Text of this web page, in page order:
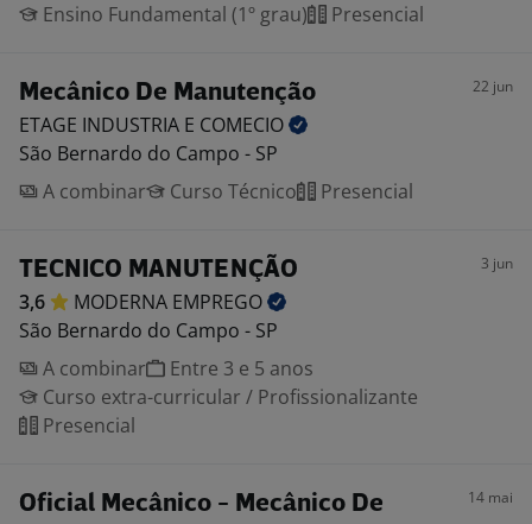
Ensino Fundamental (1º grau)
Presencial
Mecânico De Manutenção 22 jun
ETAGE INDUSTRIA E COMECIO
São Bernardo do Campo - SP
A combinar
Curso Técnico Presencial
TECNICO MANUTENÇÃO 3 jun
3,6 MODERNA EMPREGO
São Bernardo do Campo - SP
A combinar
Entre 3 e 5 anos
Curso extra-curricular / Profissionalizante
Presencial
Oficial Mecânico - Mecânico De
14 mai